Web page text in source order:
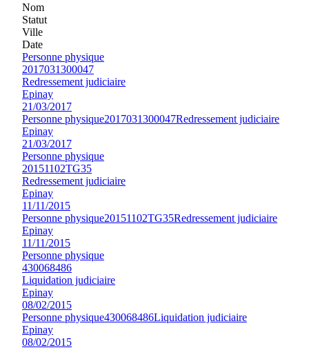
Nom
Statut
Ville
Date
Personne physique
2017031300047
Redressement judiciaire
Epinay
21/03/2017
Personne physique2017031300047Redressement judiciaire
Epinay
21/03/2017
Personne physique
20151102TG35
Redressement judiciaire
Epinay
11/11/2015
Personne physique20151102TG35Redressement judiciaire
Epinay
11/11/2015
Personne physique
430068486
Liquidation judiciaire
Epinay
08/02/2015
Personne physique430068486Liquidation judiciaire
Epinay
08/02/2015